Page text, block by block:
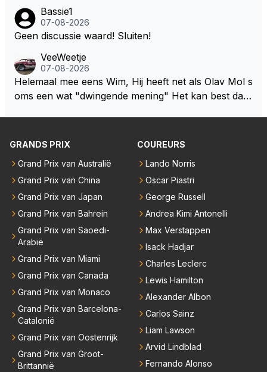
jke gewichtsvermindering mee doen en ruimte creër
en om de autos kleiner en smaller te maken. Om we
er echte raceauto's te zien zodat iedereen weer teru
gkomt naar de F1 die inmiddels weggelopen zijn!
Monaco. Naar verluid hebben ze daar zo'n 75 miljo
en euro voor af mogen tikken. Wat daarbij me nog h
ddelpers en de RTL Boulevards van deze wereld dit
uitermate belangrijke nieuws volledig hebben gemist.
Bassie1
07-08-2026
Geen discussie waard! Sluiten!
VeeWeetje
07-08-2026
Helemaal mee eens Wim, Hij heeft net als Olav Mol s
oms een wat "dwingende mening" Het kan best dat
aces zijn dit leuke berichtjes
GRANDS PRIX
Grand Prix van Australië
Grand Prix van China
Grand Prix van Japan
Grand Prix van Bahrein
Grand Prix van Saoedi-
Arabië
Grand Prix van Miami
Grand Prix van Canada
Grand Prix van Monaco
Grand Prix van Barcelona-
Catalonië
Grand Prix van Oostenrijk
Grand Prix van Groot-
Brittannië
COUREURS
Lando Norris
Oscar Piastri
George Russell
Andrea Kimi Antonelli
Max Verstappen
Isack Hadjar
Charles Leclerc
Lewis Hamilton
Alexander Albon
Carlos Sainz
Liam Lawson
Arvid Lindblad
Fernando Alonso